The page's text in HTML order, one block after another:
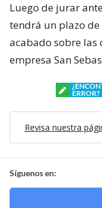
Luego de jurar
tendrá un plazo
acabado sobre las
empresa San
ERROR?
Revisa nuestra
Síguenos en: